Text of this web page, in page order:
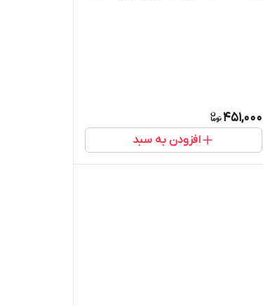
451,000
افزودن به سبد